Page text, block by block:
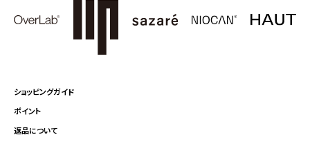
ショッピングガイド
ポイント
返品について